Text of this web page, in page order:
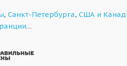
, Санкт-Петербурга, США и
…